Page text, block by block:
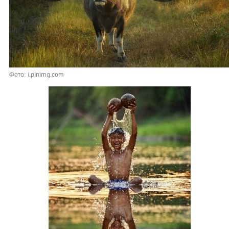
Фото: i.pinimg.com